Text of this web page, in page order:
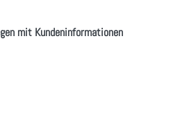
mit Kundeninformationen